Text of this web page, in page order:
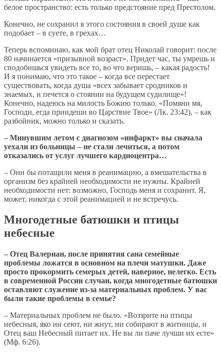
белое пространство: есть только предстояние пред Престолом.
Конечно, не сохранил я этого состояния в своей душе как
подобает – в суете, в грехах…
Теперь вспоминаю, как мой брат отец Николай говорит: после
80 начинается «призывной возраст». Придет час, ты умрешь и
сподобишься увидеть все то, во что веришь, – какая радость!
И я понимаю, что это такое – когда все перестает
существовать, когда душа «всех забывает сродников и
знаемых, и печется о стоянии на будущем судилище»!
Конечно, надеюсь на милость Божию только. «Помяни мя,
Господи, егда приидеши во Царствие Твое» (Лк. 23:42), – как
разбойник, можно только и сказать.
– Минувшим летом с диагнозом «инфаркт» вы сначала
уехали из больницы – не стали лечиться, а потом
отказались от услуг лучшего кардиоцентра…
– Они бы потащили меня в реанимацию, а вмешательства в
организм без крайней необходимости не нужны. Крайней
необходимости нет: возможно, Господь меня и сохранит. Я,
может, никогда с этой реанимацией и не встречусь.
Многодетные батюшки и птицы
небесные
– Отец Валериан, после принятия сана семейные
проблемы ложатся в основном на плечи матушки. Даже
просто прокормить семерых детей, наверное, нелегко. Есть
в современной России случаи, когда многодетные батюшки
оставляют служение из-за материальных проблем. У вас
были такие проблемы в семье?
– Материальных проблем не было. «Воззрите на птицы
небесныя, яко ни сеют, ни жнут, ни собирают в житницы, и
Отец ваш Небесный питает их. Не вы ли паче лучши их есте»
(Мф. 6:26).